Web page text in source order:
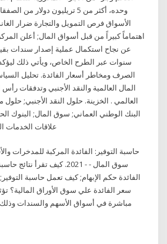
وحده، أكثر من 5 تريليون دولار
الأسواق فرص التمويل والتجارة ضرار
اهتماماً كبيراً من قبل أسواق المال; أعلن
سنوات عبر الطرح الخاص، ويأتي ذلك
الصرف ومخاطر أسعار الفائدة. تحليل
المال العالمية والنقد الأجنبي وتدفقات
العالمي . الخزينة. حلول النقد الأجنبي;
البنك الوطني العماني; سوق المال; البنوك
علاقات الخدمات
حاسبة التوفير: الفائدة المركبة للمدخرات
سوق المال - - 2021. كيف تقرأ
الفائدة حكم الإبهام; كيف تعمل حاسبة
سعر الفائدة علي سوق الأوراق المالية؟
مباشرة في أسواق الأسهم والسندات